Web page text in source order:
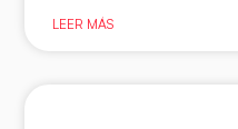
LEER MÁS